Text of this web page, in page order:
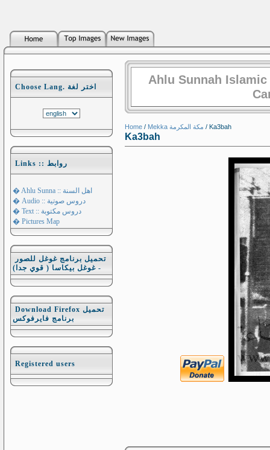
Choose Lang. اختر لغة
Links :: روابط
� Ahlu Sunna :: اهل السنة
� Audio :: دروس صوتية
� Text :: دروس مكتوبة
� Pictures Map
تحميل برنامج غوغل للصور
- غوغل بيكاسا ( قوي جدا)
Download Firefox تحميل
برنامج فايرفوكس
Registered users
Ahlu Sunnah
Home / Mekka مكة المكرمة / Ka3bah
Ka3bah